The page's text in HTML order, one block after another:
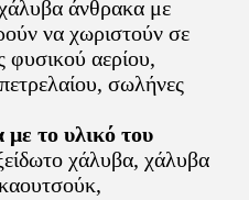
άνθρακα με
να χωριστούν σε
αερίου,
σωλήνες
το υλικό του
χάλυβα, χάλυβα